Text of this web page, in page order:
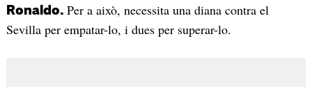
Ronaldo. Per a això, necessita una diana contra el
Sevilla per empatar-lo, i dues per superar-lo.